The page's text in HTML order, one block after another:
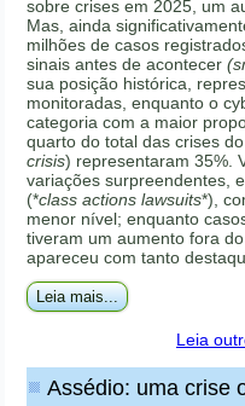
sobre crises em 2025, um
Mas, ainda
milhões de casos
sinais antes de acontecer
sua posição histórica,
monitoradas, enquanto o
categoria com a maior
quarto do total das crises
crisis) representaram 35%.
variações surpreendentes,
(*class actions lawsuits*),
menor nível; enquanto
tiveram um aumento fora
apareceu com tanto
Leia mais...
Leia
Assédio: uma crise